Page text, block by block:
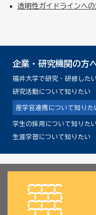
透明性ガイドラインへの
企業・研究機関の方
福井大学で研究・研修したい
研究活動について知りたい
産学官連携について知りた
学生の採用について知りたい
生涯学習について知りたい